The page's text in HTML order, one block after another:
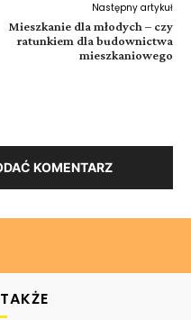
Następny artykuł
Mieszkanie dla młodych – czy
ratunkiem dla budownictwa
mieszkaniowego
KOMENTARZ